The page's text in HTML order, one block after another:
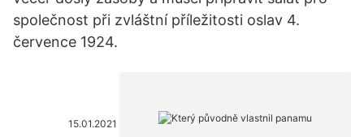
společnost při zvláštní příležitosti oslav 4.
července 1924.
15.01.2021